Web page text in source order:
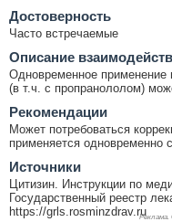
Достоверность
Часто встречаемые
Описание
Одновременное применение
(в т.ч. с пропранололом)
Рекомендации
Может потребоваться
применяется одновременно
Источники
Цитизин. Инструкции по
Государственный реестр
https://grls.rosminzdrav.ru